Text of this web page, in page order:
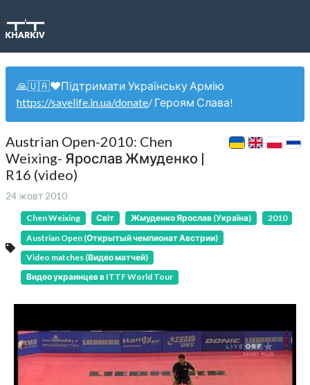
🙏🇺🇦❤️Підтримати Українську Армію
https://savelife.in.ua/donate/ Героям Слава!
Austrian Open-2010: Chen
Weixing- Ярослав Жмуденко |
R16 (video)
24 жовт 2010
Chen Weixing Світ Жмуденко Ярослав (Україна)
2010
Austrian Open (Открытый чемпионат Австрии)
Video matches (Видео матчей)
Видео украинцев в ITTF World Tour